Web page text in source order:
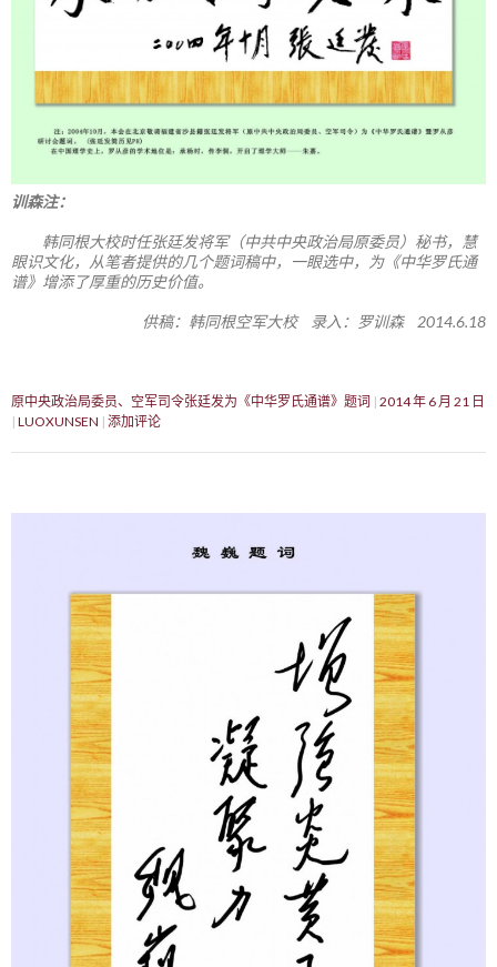
训森注：
韩同根大校时任张廷发将军（中共中央政治局原委员）秘书，慧
眼识文化，从笔者提供的几个题词稿中，一眼选中，为《中华罗氏通
谱》增添了厚重的历史价值。
供稿：韩同根空军大校 录入：罗训森 2014.6.18
原中央政治局委员、空军司令张廷发为《中华罗氏通谱》题词 2014 年 6 月 21 日
LUOXUNSEN 添加评论